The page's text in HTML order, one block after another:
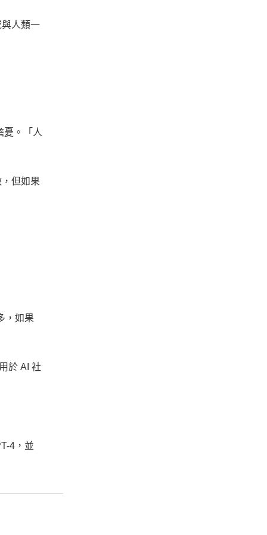
⼈類⼀
憂。「人
但如果
，如果
於 AI 社
4，並